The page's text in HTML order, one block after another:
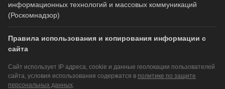
информационных технологий и массовых коммуникаций
(Роскомнадзор)
Правила использования и копирования информации с
сайта
Сайт использует IP адреса, cookie и данные геолокации пользователей
сайта, условия использования содержатся в политике по защите
персональных данных.